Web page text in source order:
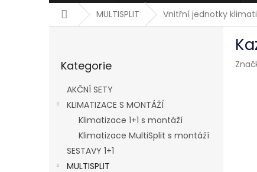
DomůMULTISPLIT Vnitřní jednotky
kategorie
Kategorie
AKČNÍ SETY
KLIMATIZACE S MONTÁŽÍ
Klimatizace 1+1 s montáží
Klimatizace MultiSplit s montáží
SESTAVY 1+1
MULTISPLIT